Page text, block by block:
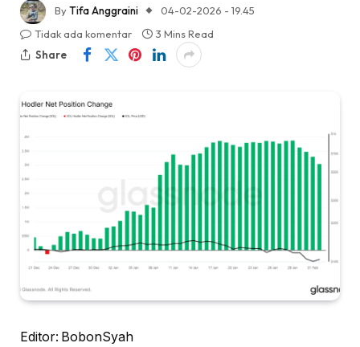
ByTifa Anggraini
04-02-2026 - 19.45
Tidak ada komentar
3 Mins Read
Share
Editor: BobonSyah